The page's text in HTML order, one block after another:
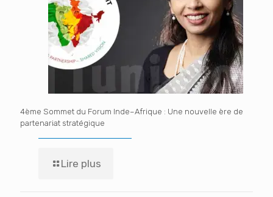
4ème Sommet du Forum Inde–Afrique : Une nouvelle ère de
partenariat stratégique
Lire plus